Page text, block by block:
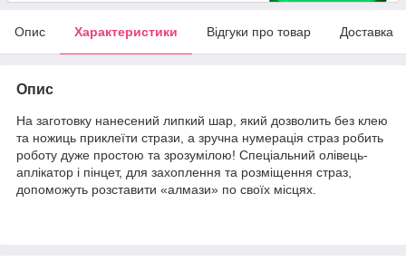
Опис Характеристики Відгуки про товар Доставка
Опис
На заготовку нанесений липкий шар, який дозволить без клею
та ножиць приклеїти стрази, а зручна нумерація страз робить
роботу дуже простою та зрозумілою! Спеціальний олівець-
аплікатор і пінцет, для захоплення та розміщення страз,
допоможуть розставити «алмази» по своїх місцях.